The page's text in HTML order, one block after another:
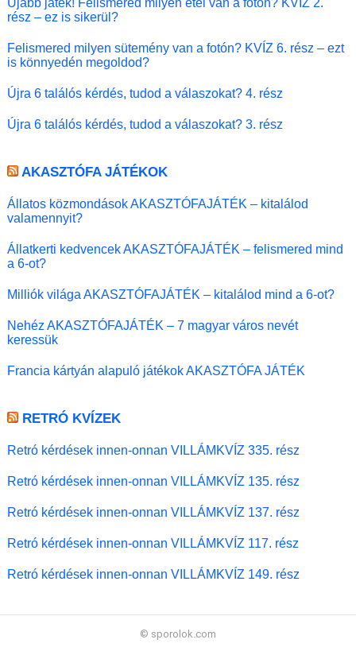
rész – ez is sikerül?
Felismered milyen sütemény van a fotón? KVÍZ 6. rész – ezt
is könnyedén megoldod?
Újra 6 találós kérdés, tudod a válaszokat? 4. rész
Újra 6 találós kérdés, tudod a válaszokat? 3. rész
AKASZTÓFA JÁTÉKOK
Állatos közmondások AKASZTÓFAJÁTÉK – kitalálod
valamennyit?
Állatkerti kedvencek AKASZTÓFAJÁTÉK – felismered mind
a 6-ot?
Milliók világa AKASZTÓFAJÁTÉK – kitalálod mind a 6-ot?
Nehéz AKASZTÓFAJÁTÉK – 7 magyar város nevét
keressük
Francia kártyán alapuló játékok AKASZTÓFA JÁTÉK
RETRÓ KVÍZEK
Retró kérdések innen-onnan VILLÁMKVÍZ 335. rész
Retró kérdések innen-onnan VILLÁMKVÍZ 135. rész
Retró kérdések innen-onnan VILLÁMKVÍZ 137. rész
Retró kérdések innen-onnan VILLÁMKVÍZ 117. rész
Retró kérdések innen-onnan VILLÁMKVÍZ 149. rész
© sporolok.com